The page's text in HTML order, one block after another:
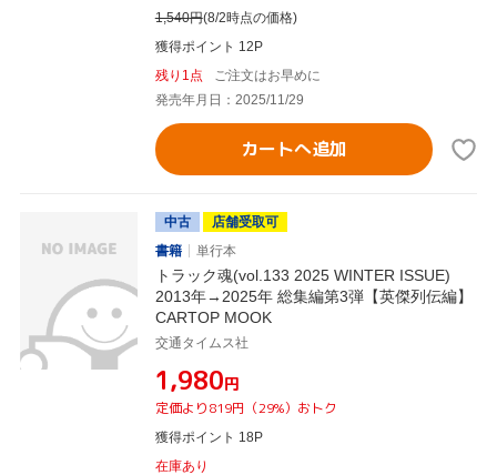
1,540円(8/2時点の価格)
獲得ポイント 12P
残り1点
ご注文はお早めに
発売年月日：2025/11/29
カートへ追加
中古
店舗受取可
書籍
単行本
トラック魂(vol.133 2025 WINTER ISSUE)
2013年→2025年 総集編第3弾【英傑列伝編】
CARTOP MOOK
交通タイムス社
¥1,980円
定価より819円（29%）おトク
獲得ポイント 18P
在庫あり